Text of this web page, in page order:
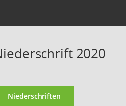
2020
Niederschriften